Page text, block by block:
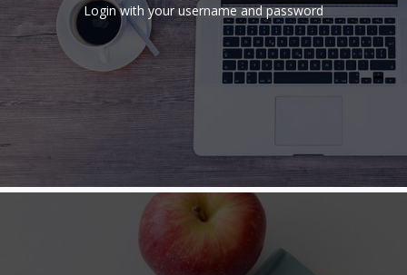
Login with your username and password